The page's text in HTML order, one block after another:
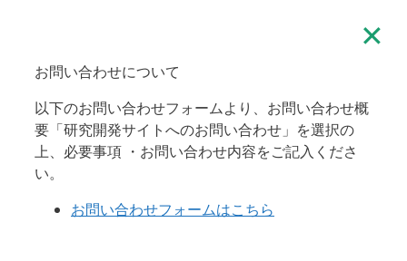
✕
お問い合わせについて
以下のお問い合わせフォームより、お問い合わせ概
要「研究開発サイトへのお問い合わせ」を選択の
上、必要事項 ・お問い合わせ内容をご記入くださ
い。
お問い合わせフォームはこちら